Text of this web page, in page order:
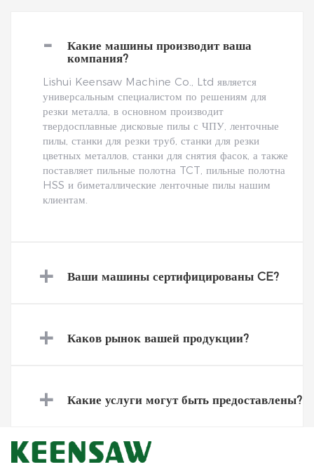
-
Какие машины производит ваша
компания?
Lishui Keensaw Machine Co., Ltd является
универсальным специалистом по решениям для
резки металла, в основном производит
твердосплавные дисковые пилы с ЧПУ, ленточные
пилы, станки для резки труб, станки для резки
цветных металлов, станки для снятия фасок, а также
поставляет пильные полотна TCT, пильные полотна
HSS и биметаллические ленточные пилы нашим
клиентам.
+ Ваши машины сертифицированы CE?
+ Каков рынок вашей продукции?
+ Какие услуги могут быть предоставлены?